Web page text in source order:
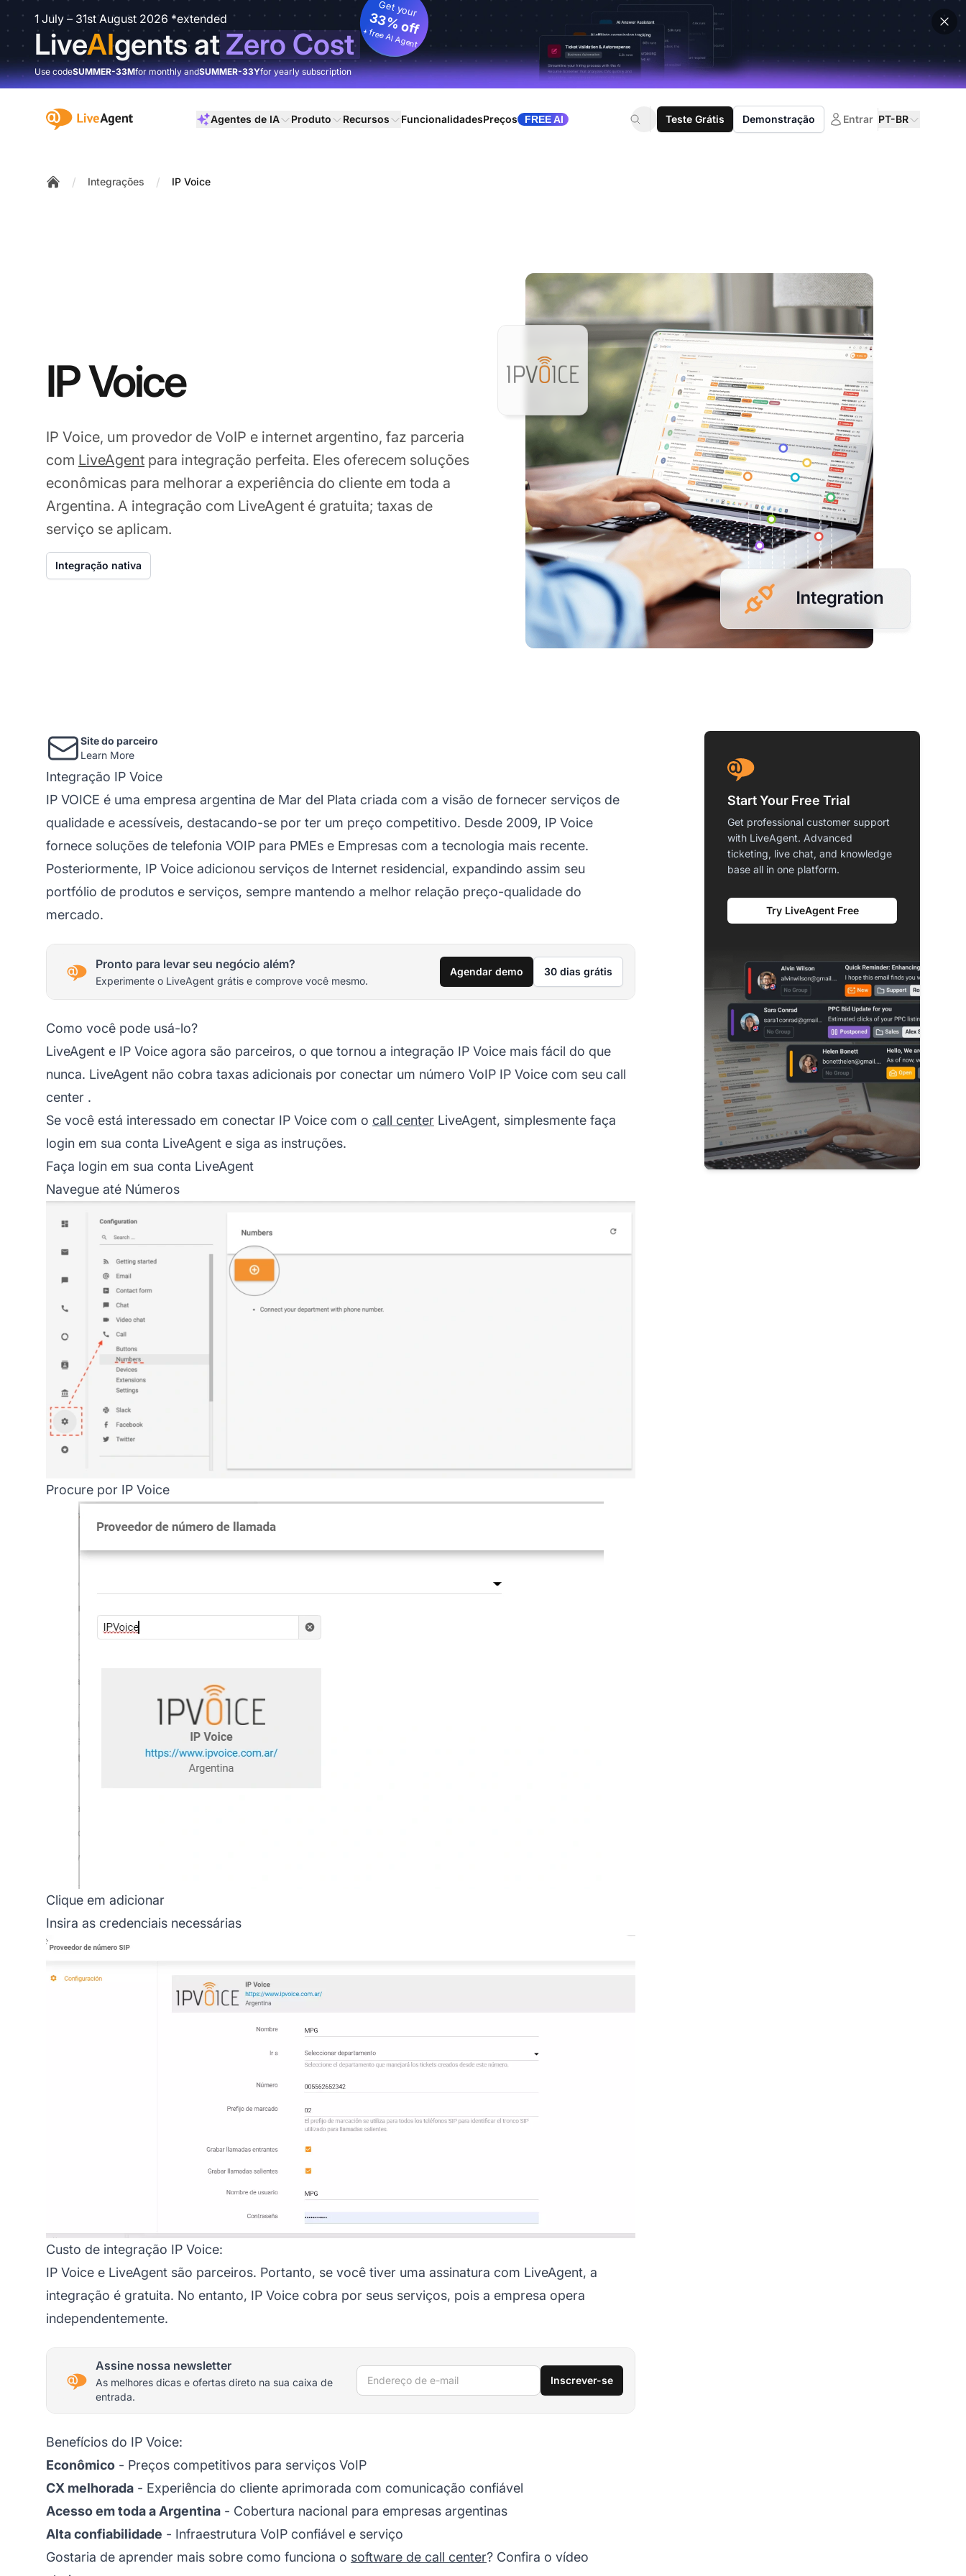
1 July – 31st August 2026 *extended
LiveAIgents atZero Cost
Get your
33% off
+ free AI Agent
Use codeSUMMER-33Mfor monthly andSUMMER-33Yfor yearly subscription
:site.title Agentes de IA Produto Recursos FuncionalidadesPreços FREE AI Teste Grátis Demonstração Entrar PT-BR
/ Integrações / IP Voice
IP Voice
IP Voice, um provedor de VoIP e internet argentino, faz parceria
com LiveAgent para integração perfeita. Eles oferecem soluções
econômicas para melhorar a experiência do cliente em toda a
Argentina. A integração com LiveAgent é gratuita; taxas de
serviço se aplicam.
Integração nativa
Site do parceiro
Learn More
Integração IP Voice
IP VOICE é uma empresa argentina de Mar del Plata criada com a visão de fornecer serviços de
qualidade e acessíveis, destacando-se por ter um preço competitivo. Desde 2009, IP Voice
fornece soluções de telefonia VOIP para PMEs e Empresas com a tecnologia mais recente.
Posteriormente, IP Voice adicionou serviços de Internet residencial, expandindo assim seu
portfólio de produtos e serviços, sempre mantendo a melhor relação preço-qualidade do
mercado.
Pronto para levar seu negócio além?
Experimente o LiveAgent grátis e comprove você mesmo.
Agendar demo 30 dias grátis
Como você pode usá-lo?
LiveAgent e IP Voice agora são parceiros, o que tornou a integração IP Voice mais fácil do que
nunca. LiveAgent não cobra taxas adicionais por conectar um número VoIP IP Voice com seu call
center .
Se você está interessado em conectar IP Voice com o call center LiveAgent, simplesmente faça
login em sua conta LiveAgent e siga as instruções.
Faça login em sua conta LiveAgent
Navegue até Números
Procure por IP Voice
Clique em adicionar
Insira as credenciais necessárias
Custo de integração IP Voice:
IP Voice e LiveAgent são parceiros. Portanto, se você tiver uma assinatura com LiveAgent, a
integração é gratuita. No entanto, IP Voice cobra por seus serviços, pois a empresa opera
independentemente.
Assine nossa newsletter
As melhores dicas e ofertas direto na sua caixa de
entrada.
Endereço de e-mail Inscrever-se
Benefícios do IP Voice:
Econômico - Preços competitivos para serviços VoIP
CX melhorada - Experiência do cliente aprimorada com comunicação confiável
Acesso em toda a Argentina - Cobertura nacional para empresas argentinas
Alta confiabilidade - Infraestrutura VoIP confiável e serviço
Gostaria de aprender mais sobre como funciona o software de call center? Confira o vídeo
Start Your Free Trial
Get professional customer support
with LiveAgent. Advanced
ticketing, live chat, and knowledge
base all in one platform.
Try LiveAgent Free